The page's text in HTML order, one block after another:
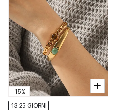
-15%
13-25 GIORNI